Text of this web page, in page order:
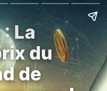
La
du
de